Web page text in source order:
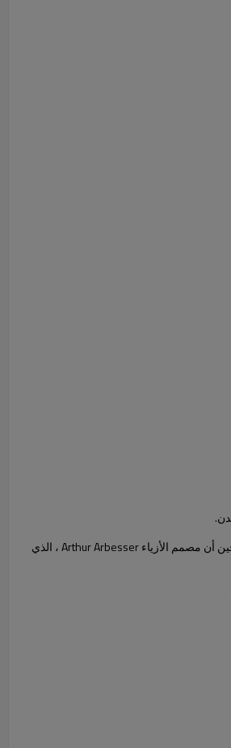
ساهمت المصممة كارولين فيزر التي تتخذ من كولونيا مقرا لها ، بنسخة جديدة من منتجاتها المصنوعة من الحديد المطلي بالدهان Hide Pedestal ، والتي تضم ثلاث طبقات من الرفوف ، في حين أن مصمم الأزياء Arthur Arbesser ، الذي